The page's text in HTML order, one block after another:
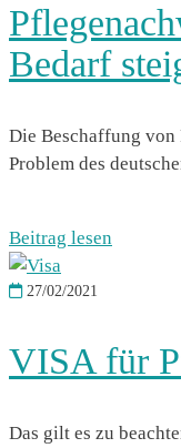
Bedarf
Die Beschaffung
Problem des
Beitrag lesen
27/02/2021
VISA für
Das gilt es zu